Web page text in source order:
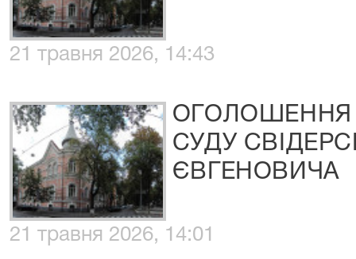
21 травня 2026, 14:43
ОГОЛОШЕННЯ
СУДУ
ЄВГЕНОВИЧА
21 травня 2026, 14:01